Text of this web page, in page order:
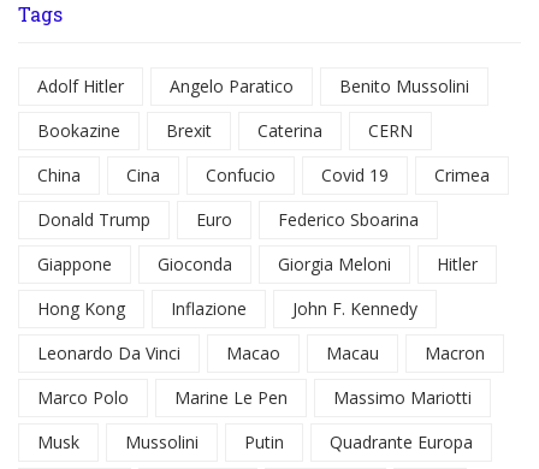
Tags
Adolf Hitler Angelo Paratico
Benito Mussolini
Bookazine
Brexit Caterina
CERN
China
Cina Confucio Covid 19
Crimea
Donald Trump
Euro
Federico Sboarina
Giappone
Gioconda Giorgia Meloni
Hitler
Hong Kong
Inflazione
John F. Kennedy
Leonardo Da Vinci
Macao Macau
Macron
Marco Polo
Marine Le Pen
Massimo Mariotti
Musk
Mussolini Putin
Quadrante Europa